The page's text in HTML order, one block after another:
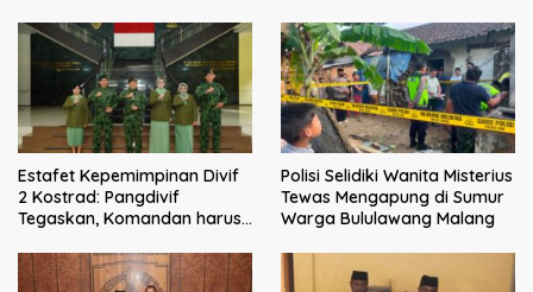
bagi Pejuang Sosial
Estafet Kepemimpinan Divif
2 Kostrad: Pangdivif
Tegaskan, Komandan harus
dan solusi bagi prajurit
Polisi Selidiki Wanita Misterius
Tewas Mengapung di Sumur
Warga Bululawang Malang